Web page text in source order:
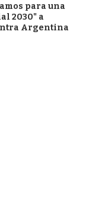
para una
2030" a
Argentina